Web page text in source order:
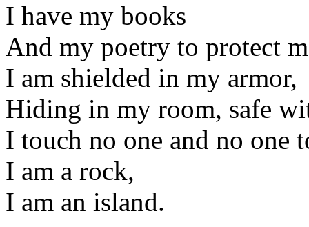
I have my books
And my poetry to protect
I am shielded in my armor,
Hiding in my room, safe
I touch no one and no one
I am a rock,
I am an island.